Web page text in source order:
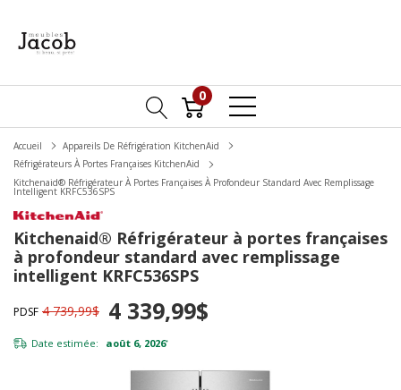
0
Accueil
Appareils De Réfrigération KitchenAid
Réfrigérateurs À Portes Françaises KitchenAid
Kitchenaid® Réfrigérateur À Portes Françaises À Profondeur Standard Avec Remplissage
Intelligent KRFC536SPS
Kitchenaid® Réfrigérateur à portes françaises
à profondeur standard avec remplissage
intelligent KRFC536SPS
PDSF 4 739,99$ 4 339,99$
Date estimée: août 6, 2026*